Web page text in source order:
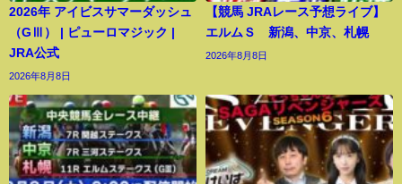
2026年 アイビスサマーダッシュ
（GⅢ） | ピューロマジック |
JRA公式
2026年8月8日
【競馬 JRAレース予想ライブ】
エルムＳ 新潟、中京、札幌
2026年8月8日